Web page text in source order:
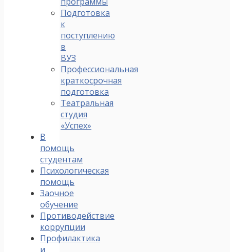
Подготовка
к
поступлению
в
ВУЗ
Профессиональная
краткосрочная
подготовка
Театральная
студия
«Успех»
В
помощь
студентам
Психологическая
помощь
Заочное
обучение
Противодействие
коррупции
Профилактика
и